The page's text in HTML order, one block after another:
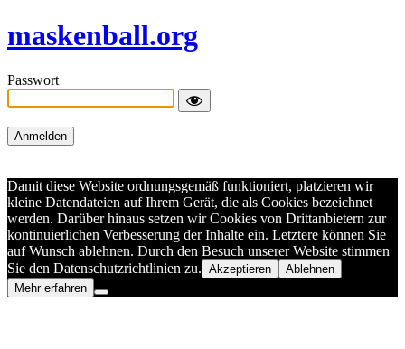
maskenball.org
Passwort
Damit diese Website ordnungsgemäß funktioniert, platzieren wir
kleine Datendateien auf Ihrem Gerät, die als Cookies bezeichnet
werden. Darüber hinaus setzen wir Cookies von Drittanbietern zur
kontinuierlichen Verbesserung der Inhalte ein. Letztere können Sie
auf Wunsch ablehnen. Durch den Besuch unserer Website stimmen
Sie den Datenschutzrichtlinien zu. Akzeptieren
Ablehnen
Mehr erfahren